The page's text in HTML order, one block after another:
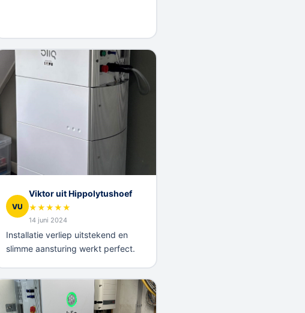
VU
Viktor uit Hippolytushoef
★★★★★
14 juni 2024
Installatie verliep uitstekend en
slimme aansturing werkt perfect.